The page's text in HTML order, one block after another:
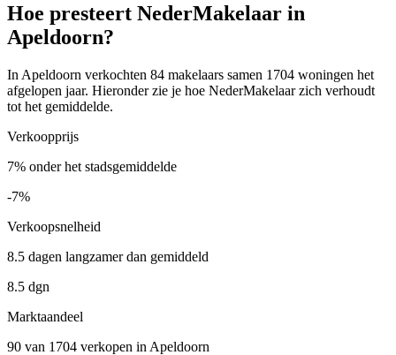
Hoe presteert NederMakelaar in
Apeldoorn?
In Apeldoorn verkochten 84 makelaars samen 1704 woningen het
afgelopen jaar. Hieronder zie je hoe NederMakelaar zich verhoudt
tot het gemiddelde.
Verkoopprijs
7% onder het stadsgemiddelde
-7%
Verkoopsnelheid
8.5 dagen langzamer dan gemiddeld
8.5 dgn
Marktaandeel
90 van 1704 verkopen in Apeldoorn